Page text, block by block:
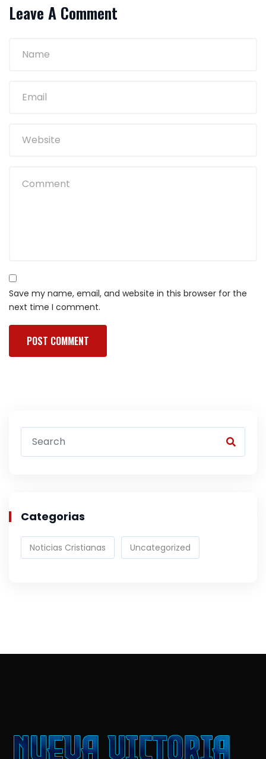
Leave A Comment
Save my name, email, and website in this browser for the
next time I comment.
Categorias
Noticias Cristianas Uncategorized